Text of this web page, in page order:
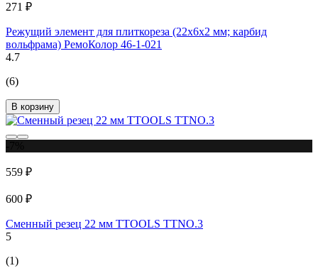
271 ₽
Режущий элемент для плиткореза (22x6х2 мм; карбид
вольфрама) РемоКолор 46-1-021
4.7
(6)
В корзину
559 ₽
600 ₽
Сменный резец 22 мм TTOOLS TTNO.3
5
(1)